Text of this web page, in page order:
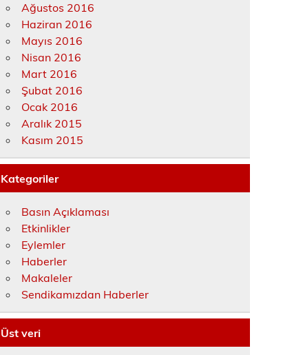
Ağustos 2016
Haziran 2016
Mayıs 2016
Nisan 2016
Mart 2016
Şubat 2016
Ocak 2016
Aralık 2015
Kasım 2015
Kategoriler
Basın Açıklaması
Etkinlikler
Eylemler
Haberler
Makaleler
Sendikamızdan Haberler
Üst veri